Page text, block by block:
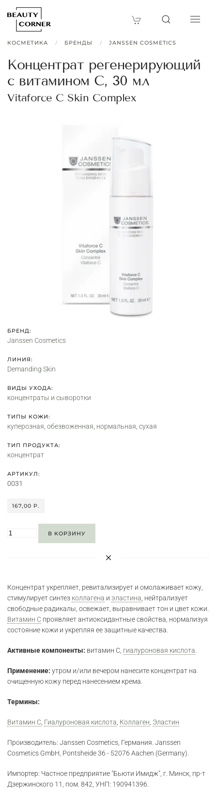
КОСМЕТИКА БРЕНДЫ JANSSEN COSMETICS
Концентрат регенерирующий
с витамином С, 30 мл
Vitaforce C Skin Complex
БРЕНД:
Janssen Cosmetics
ЛИНИЯ:
Demanding Skin
ВИДЫ УХОДА:
концентраты и сыворотки
ТИПЫ КОЖИ:
куперозная обезвоженная нормальная сухая
ТИП ПРОДУКТА:
концентрат
АРТИКУЛ:
0031
167,00 P.
В КОРЗИНУ
Концентрат укрепляет, ревитализирует и омолаживает кожу,
стимулирует синтез коллагена и эластина , нейтрализует
свободные радикалы, освежает, выравнивает тон и цвет кожи.
Витамин С проявляет антиоксидантные свойства, нормализуя
состояние кожи и укрепляя ее защитные качества.
Активные компоненты: витамин С, гиалуроновая кислота
Применение: утром и/или вечером нанесите концентрат на
очищенную кожу перед нанесением крема.
Термины:
Витамин C Гиалуроновая кислота Коллаген Эластин
Производитель: Janssen Cosmetics, Германия. Janssen
Cosmetics GmbH, Pontsheide 36 - 52076 Aachen (Germany).
Импортер: Частное предприятие "Бьюти Имидж", г. Минск, пр-т
Дзержинского 11, пом. 842, УНП: 190941396.